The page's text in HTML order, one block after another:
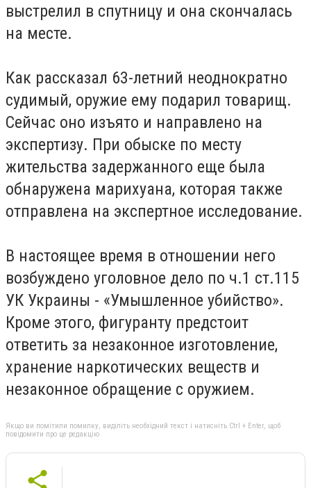
выстрелил в спутницу и она скончалась
на месте.
Как рассказал 63-летний неоднократно
судимый, оружие ему подарил товарищ.
Сейчас оно изъято и направлено на
экспертизу. При обыске по месту
жительства задержанного еще была
обнаружена марихуана, которая также
отправлена на экспертное исследование.
В настоящее время в отношении него
возбуждено уголовное дело по ч.1 ст.115
УК Украины - «Умышленное убийство».
Кроме этого, фигуранту предстоит
ответить за незаконное изготовление,
хранение наркотических веществ и
незаконное обращение с оружием.
Якщо ви помітили помилку, виділіть необхідний текст і натисніть Ctrl + Enter, щоб
повідомити про це редакцію